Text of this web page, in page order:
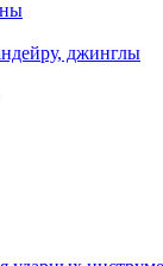
джинглы